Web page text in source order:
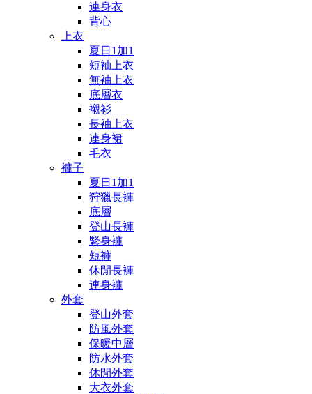
連身衣
背心
上衣
夏日1加1
短袖上衣
無袖上衣
底層衣
襯衫
長袖上衣
連身裙
毛衣
褲子
夏日1加1
狩獵長褲
底層
登山長褲
緊身褲
短褲
休閒長褲
連身褲
外套
登山外套
防風外套
保暖中層
防水外套
休閒外套
大衣外套